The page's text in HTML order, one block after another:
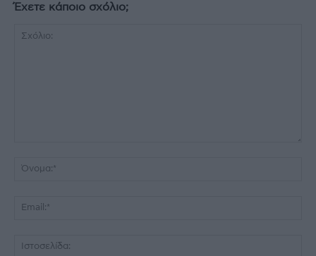
Έχετε κάποιο σχόλιο;